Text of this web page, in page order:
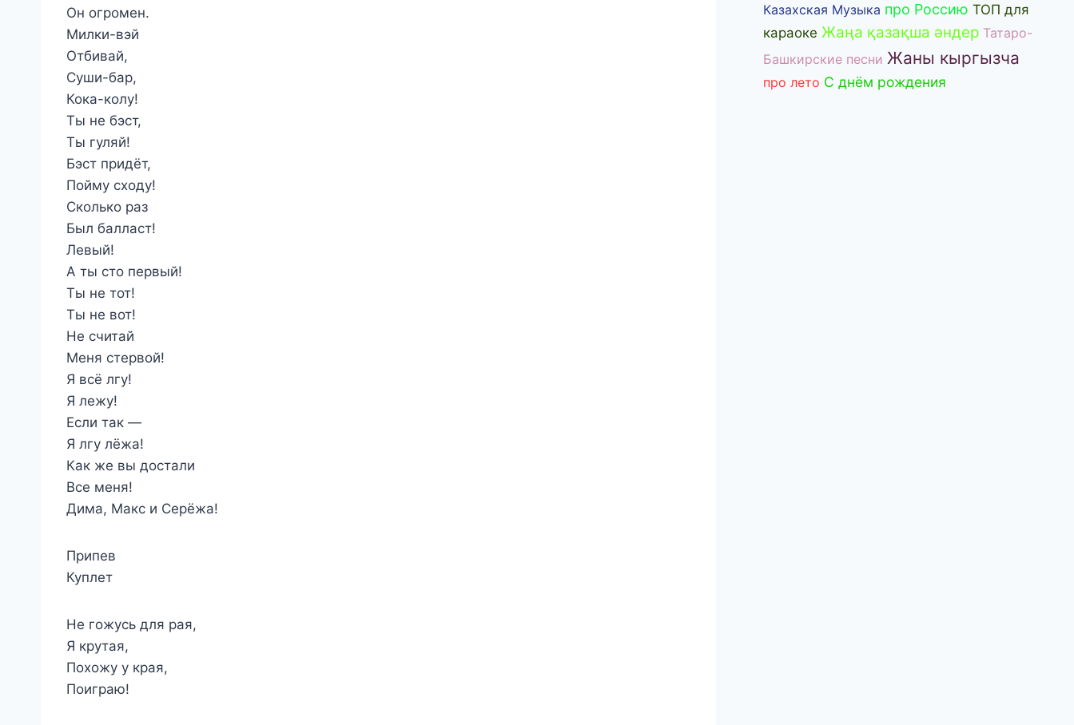
Он огромен.
Милки-вэй
Отбивай,
Суши-бар,
Кока-колу!
Ты не бэст,
Ты гуляй!
Бэст придёт,
Пойму сходу!
Сколько раз
Был балласт!
Левый!
А ты сто первый!
Ты не тот!
Ты не вот!
Не считай
Меня стервой!
Я всё лгу!
Я лежу!
Если так —
Я лгу лёжа!
Как же вы достали
Все меня!
Дима, Макс и Серёжа!
Припев
Куплет
Не гожусь для рая,
Я крутая,
Похожу у края,
Поиграю!
Казахская Музыка про Россию ТОП для
караоке Жаңа қазақша әндер Татаро-
Башкирские песни Жаны кыргызча
про лето С днём рождения